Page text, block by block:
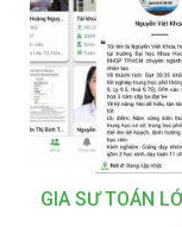
GIA SƯ TOÁN